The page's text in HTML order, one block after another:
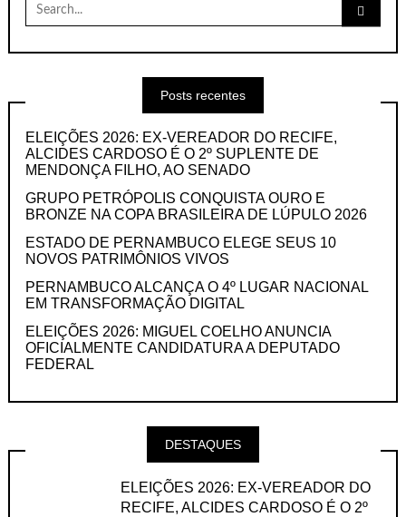
for:
Posts recentes
ELEIÇÕES 2026: EX-VEREADOR DO RECIFE,
ALCIDES CARDOSO É O 2º SUPLENTE DE
MENDONÇA FILHO, AO SENADO
GRUPO PETRÓPOLIS CONQUISTA OURO E
BRONZE NA COPA BRASILEIRA DE LÚPULO 2026
ESTADO DE PERNAMBUCO ELEGE SEUS 10
NOVOS PATRIMÔNIOS VIVOS
PERNAMBUCO ALCANÇA O 4º LUGAR NACIONAL
EM TRANSFORMAÇÃO DIGITAL
ELEIÇÕES 2026: MIGUEL COELHO ANUNCIA
OFICIALMENTE CANDIDATURA A DEPUTADO
FEDERAL
DESTAQUES
ELEIÇÕES 2026: EX-VEREADOR DO
RECIFE, ALCIDES CARDOSO É O 2º